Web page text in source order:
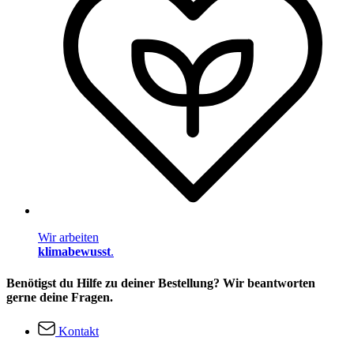
Wir arbeiten
klimabewusst.
Benötigst du Hilfe zu deiner Bestellung? Wir beantworten
gerne deine Fragen.
Kontakt